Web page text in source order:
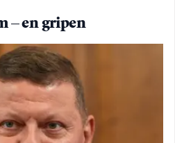
– en gripen